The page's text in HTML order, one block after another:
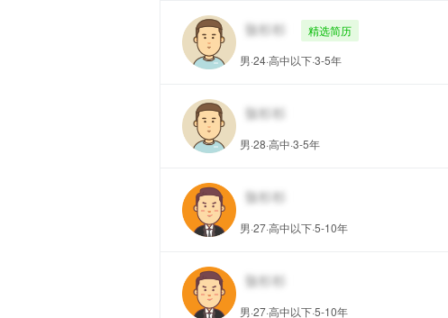
精选简历
男·24·高中以下·3-5年
男·28·高中·3-5年
男·27·高中以下·5-10年
男·27·高中以下·5-10年